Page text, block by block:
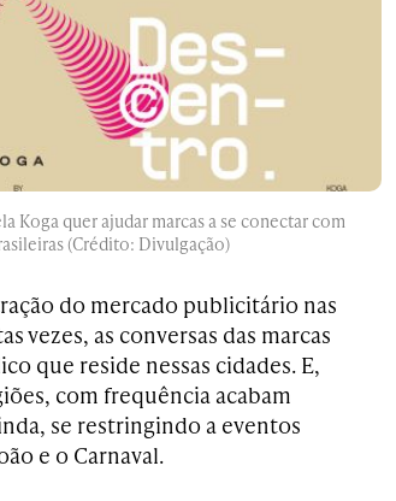
Koga quer ajudar marcas a se conectar com
(Crédito: Divulgação)
do mercado publicitário nas
vezes, as conversas das marcas
que reside nessas cidades. E,
com frequência acabam
se restringindo a eventos
e o Carnaval.